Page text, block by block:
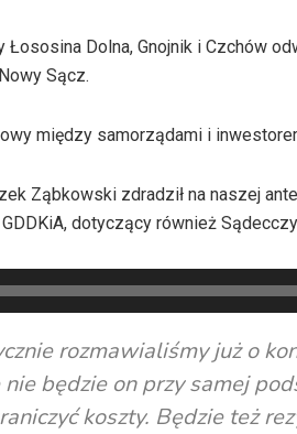
Łososina Dolna, Gnojnik i Czchów
Sącz.
między samorządami i
Ząbkowski zdradził na naszej
dotyczący również
rozmawialiśmy już o
nie będzie on przy samej
koszty. Będzie też